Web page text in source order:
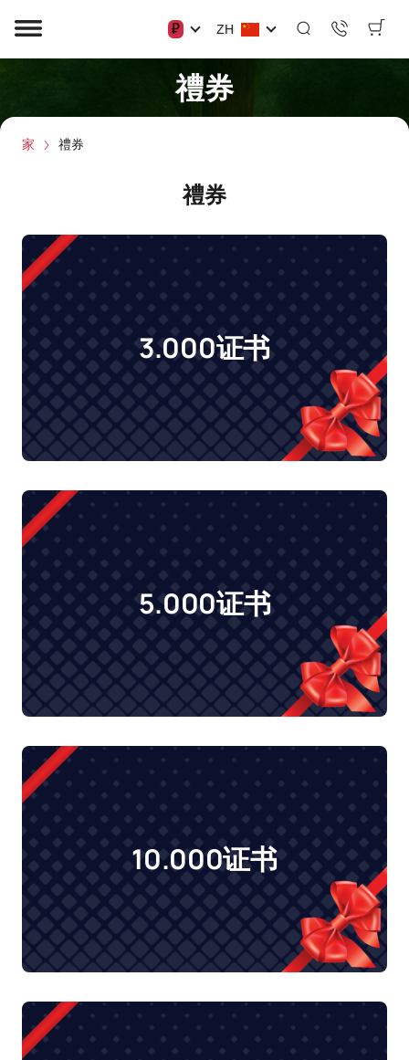
₽ ZH
禮券
家 禮券
禮券
3.000证书
5.000证书
10.000证书